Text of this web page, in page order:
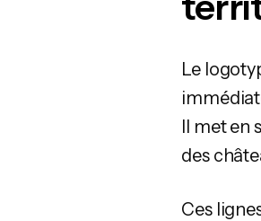
Le
Il met en
des
Ces